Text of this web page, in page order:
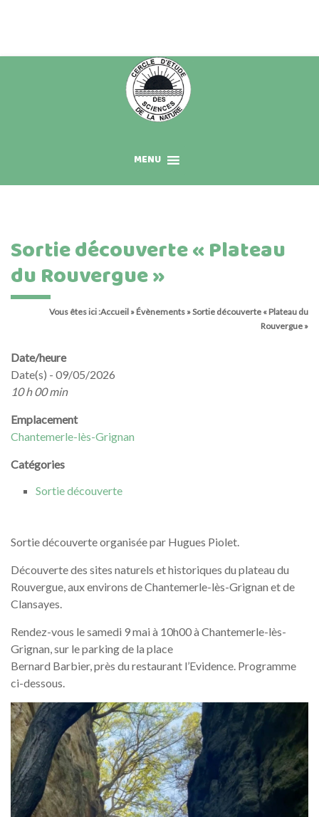
MENU
Sortie découverte « Plateau
du Rouvergue »
Vous êtes ici :Accueil » Évènements »Sortie découverte « Plateau du
Rouvergue »
Date/heure
Date(s) - 09/05/2026
10 h 00 min
Emplacement
Chantemerle-lès-Grignan
Catégories
Sortie découverte
Sortie découverte organisée par Hugues Piolet.
Découverte des sites naturels et historiques du plateau du
Rouvergue, aux environs de Chantemerle-lès-Grignan et de
Clansayes.
Rendez-vous le samedi 9 mai à 10h00 à Chantemerle-lès-
Grignan, sur le parking de la place
Bernard Barbier, près du restaurant l’Evidence. Programme
ci-dessous.